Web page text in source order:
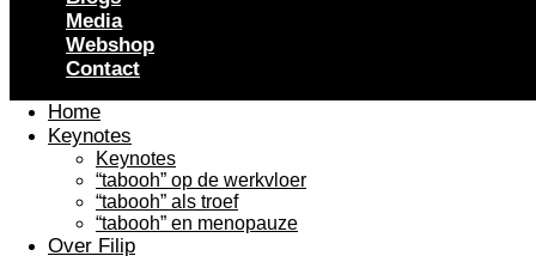
Media
Webshop
Contact
Home
Keynotes
Keynotes
“tabooh” op de werkvloer
“tabooh” als troef
“tabooh” en menopauze
Over Filip